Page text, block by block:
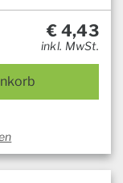
€ 4,43
inkl. MwSt.